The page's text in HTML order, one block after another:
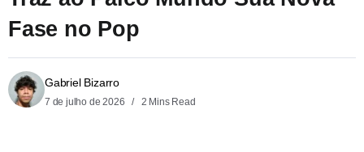
Fase no Pop
Gabriel Bizarro
7 de julho de 2026 2 Mins Read